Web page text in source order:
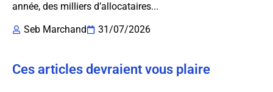
année, des milliers d’allocataires...
Seb Marchand
31/07/2026
Ces articles devraient vous plaire